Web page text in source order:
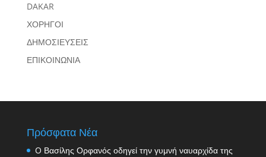
DAKAR
ΧΟΡΗΓΟΙ
ΔΗΜΟΣΙΕΥΣΕΙΣ
ΕΠΙΚΟΙΝΩΝΙΑ
Πρόσφατα Νέα
O Βασίλης Ορφανός οδηγεί την γυμνή ναυαρχίδα της